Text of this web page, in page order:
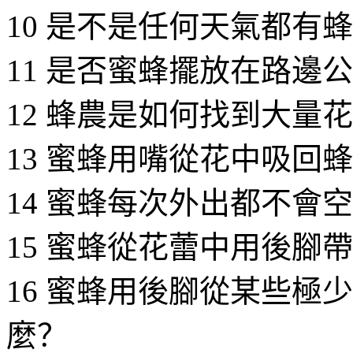
10 是不是任何天氣都有
11 是否蜜蜂擺放在路邊
12 蜂農是如何找到大量
13 蜜蜂用嘴從花中吸回
14 蜜蜂每次外出都不會
15 蜜蜂從花蕾中用後腳
16 蜜蜂用後腳從某些極
麼？